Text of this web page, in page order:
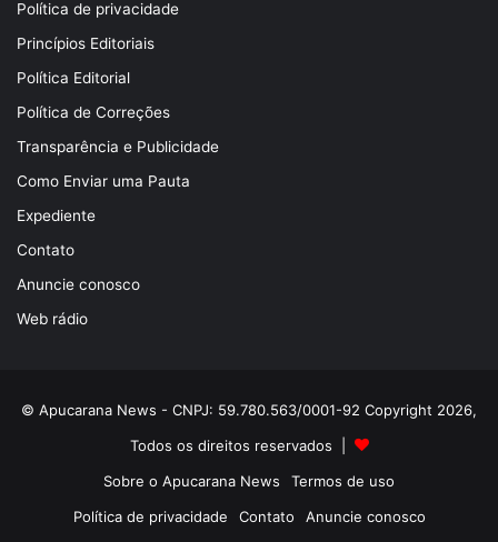
Política de privacidade
Princípios Editoriais
Política Editorial
Política de Correções
Transparência e Publicidade
Como Enviar uma Pauta
Expediente
Contato
Anuncie conosco
Web rádio
© Apucarana News - CNPJ: 59.780.563/0001-92 Copyright 2026,
Todos os direitos reservados |
Sobre o Apucarana News
Termos de uso
Política de privacidade
Contato Anuncie conosco